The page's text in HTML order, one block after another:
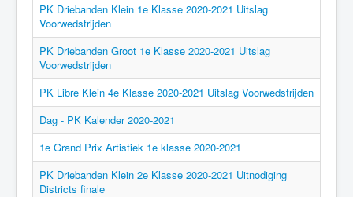
PK Driebanden Klein 1e Klasse 2020-2021 Uitslag
Voorwedstrijden
PK Driebanden Groot 1e Klasse 2020-2021 Uitslag
Voorwedstrijden
PK Libre Klein 4e Klasse 2020-2021 Uitslag Voorwedstrijden
Dag - PK Kalender 2020-2021
1e Grand Prix Artistiek 1e klasse 2020-2021
PK Driebanden Klein 2e Klasse 2020-2021 Uitnodiging
Districts finale